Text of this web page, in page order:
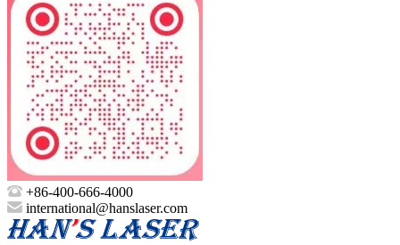
+86-400-666-4000
international@hanslaser.com